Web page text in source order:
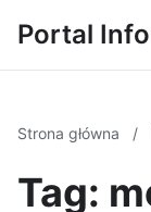
Portal
Strona główna /
Tag: